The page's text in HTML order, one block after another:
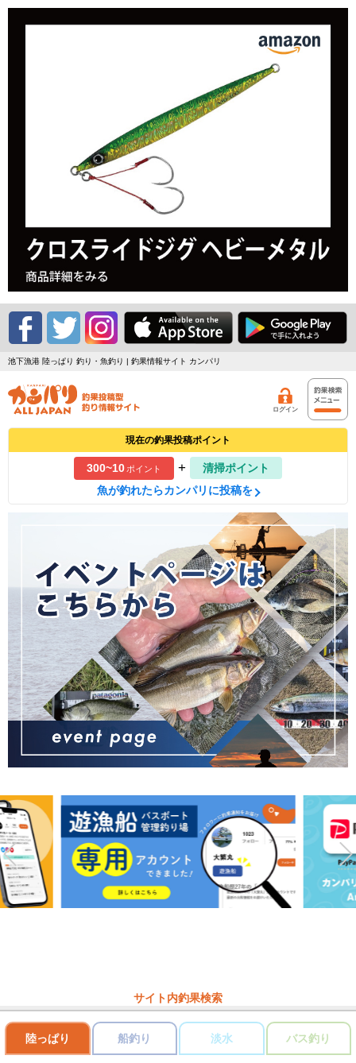
池下漁港 陸っぱり 釣り・魚釣り | 釣果情報サイト カンパリ
ログイン
現在の釣果投稿ポイント
300~10ポイント +
清掃ポイント
魚が釣れたらカンパリに投稿を
サイト内釣果検索
陸っぱり 船釣り 淡水 バス釣り